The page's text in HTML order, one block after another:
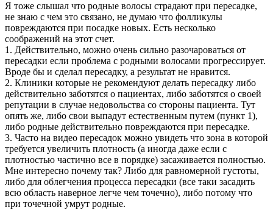
Я тоже слышал что родные волосы страдают при пересадке,
не знаю с чем это связано, не думаю что фолликулы
повреждаются при посадке новых. Есть несколько
соображений на этот счет.
1. Действительно, можно очень сильно разочароваться от
пересадки если проблема с родными волосами прогрессирует.
Вроде бы и сделал пересадку, а результат не нравится.
2. Клиники которые не рекомендуют делать пересадку либо
действительно заботятся о пациентах, либо заботятся о своей
репутации в случае недовольства со стороны пациента. Тут
опять же, либо свои выпадут естественным путем (пункт 1),
либо родные действительно повреждаются при пересадке.
3. Часто на видео пересадок можно увидеть что зона в которой
требуется увеличить плотность (а иногда даже если с
плотностью частично все в порядке) засаживается полностью.
Мне интересно почему так? Либо для равномерной густоты,
либо для облегчения процесса пересадки (все таки засадить
всю область наверное легче чем точечно), либо потому что
при точечной умрут родные.